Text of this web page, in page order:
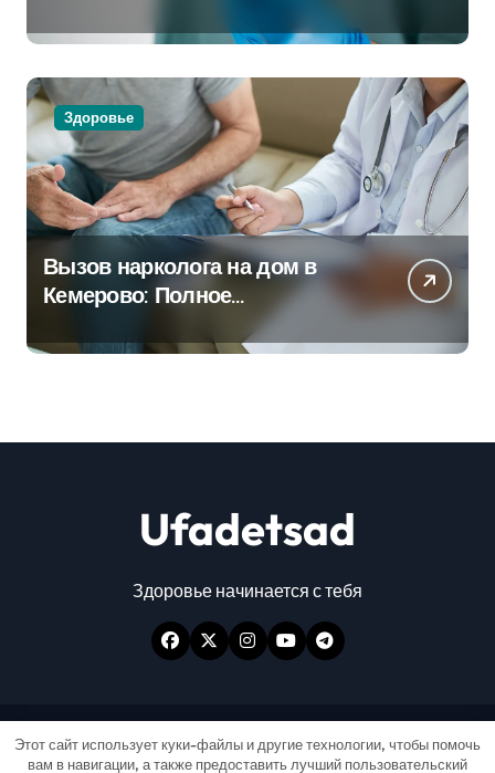
Здоровье
Вызов нарколога на дом в
Кемерово: Полное
Ufadetsad
Здоровье начинается с тебя
Авторские права © Все права защищены|
Этот сайт использует куки-файлы и другие технологии, чтобы помочь
вам в навигации, а также предоставить лучший пользовательский